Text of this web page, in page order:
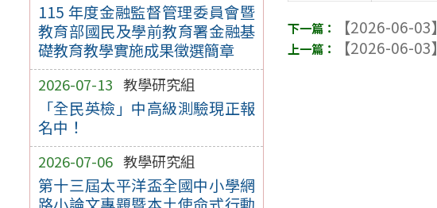
115 年度金融監督管理委員會暨
教育部國民及學前教育署金融基
礎教育教學實施成果徵選簡章
2026-07-13 教學研究組
「全民英檢」中高級測驗現正報
名中！
2026-07-06 教學研究組
第十三屆太平洋盃全國中小學網
【2026-06-03】
【2026-06-03】